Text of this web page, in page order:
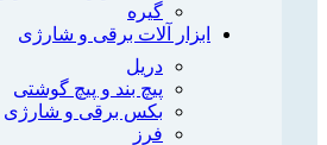
گیره
ابزار آلات برقی و شارژی
دریل
پیچ بند و پیچ گوشتی
بکس برقی و شارژی
فرز